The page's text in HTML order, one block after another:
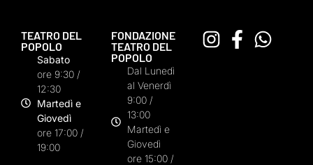
TEATRO DEL
POPOLO
Sabato
ore 9:30 /
12:30
Martedì e
Giovedì
ore 17:00 /
19:00
FONDAZIONE
TEATRO DEL
POPOLO
Dal Lunedì
al Venerdì
9:00 /
13:00
Martedì e
Giovedì
ore 15:00 /